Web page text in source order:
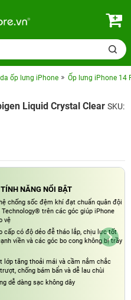
da ốp lưng iPhone Ốp lưng iPhone 14
Liquid Crystal Clear SKU:
TÍNH NĂNG NỔI BẬT
chống sốc đệm khí đạt chuẩn quân đội
Technology® trên các góc giúp iPhone
vệ
cấp có độ dẻo đễ tháo lắp, chịu lực tốt
viền và các góc bo cong không bị trầy
lớp tăng thoải mái và cầm nắm chắc
chống bám bẩn và dễ lau chùi
dễ dàng sạc không dây